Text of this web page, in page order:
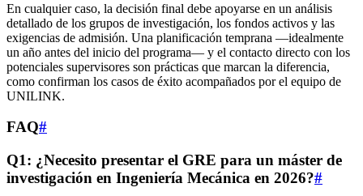
En cualquier caso, la decisión final debe apoyarse en un análisis
detallado de los grupos de investigación, los fondos activos y las
exigencias de admisión. Una planificación temprana —idealmente
un año antes del inicio del programa— y el contacto directo con los
potenciales supervisores son prácticas que marcan la diferencia,
como confirman los casos de éxito acompañados por el equipo de
UNILINK.
FAQ#
Q1: ¿Necesito presentar el GRE para un máster de
investigación en Ingeniería Mecánica en 2026?#